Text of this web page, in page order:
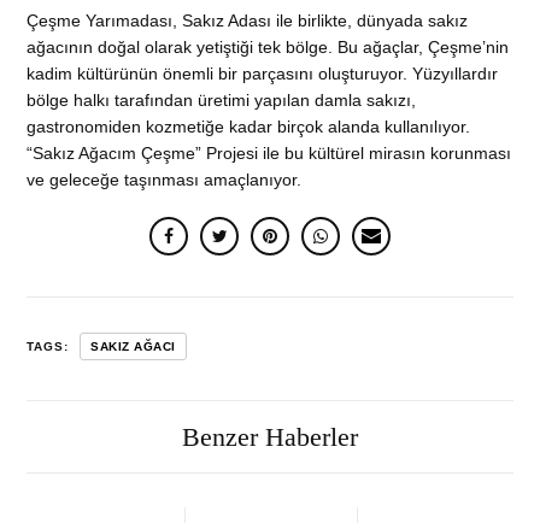
Çeşme Yarımadası, Sakız Adası ile birlikte, dünyada sakız
ağacının doğal olarak yetiştiği tek bölge. Bu ağaçlar, Çeşme’nin
kadim kültürünün önemli bir parçasını oluşturuyor. Yüzyıllardır
bölge halkı tarafından üretimi yapılan damla sakızı,
gastronomiden kozmetiğe kadar birçok alanda kullanılıyor.
“Sakız Ağacım Çeşme” Projesi ile bu kültürel mirasın korunması
ve geleceğe taşınması amaçlanıyor.
TAGS: SAKIZ AĞACI
Benzer Haberler